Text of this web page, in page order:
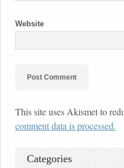
Website
This site uses Akismet to
comment data is processed.
Categories